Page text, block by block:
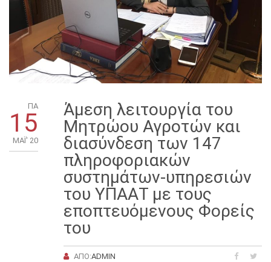
ΠΑ
15
ΜΑΪ́' 20
Άμεση λειτουργία του
Μητρώου Αγροτών και
διασύνδεση των 147
πληροφοριακών
συστημάτων-υπηρεσιών
του ΥΠΑΑΤ με τους
εποπτευόμενους Φορείς
του
ΑΠΌ:ADMIN